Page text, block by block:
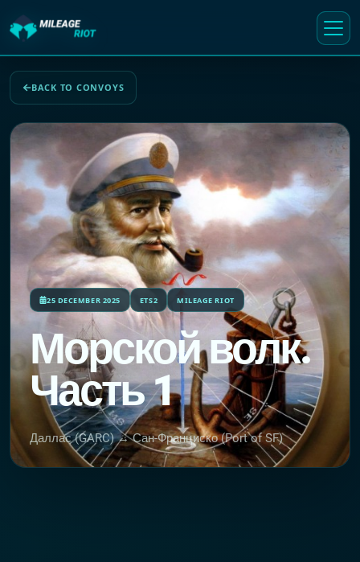
BACK TO CONVOYS
25 DECEMBER 2025 ETS2 MILEAGE RIOT
Морской волк.
Часть 1
Даллас (GARC) → Сан-Франциско (Port of SF)